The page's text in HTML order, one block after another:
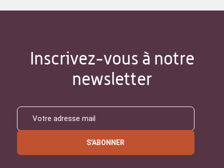
Inscrivez-vous à notre
newsletter
S'ABONNER